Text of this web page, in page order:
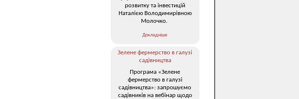
розвитку та інвестицій
Наталією Володимирівною
Молочко.
Докладніше
Зелене фермерство в галузі
садівництва
Програма «Зелене
фермерство в галузі
садівництва»: запрошуємо
садівників на вебінар щодо